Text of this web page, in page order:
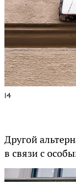
14
Другой
в связи с